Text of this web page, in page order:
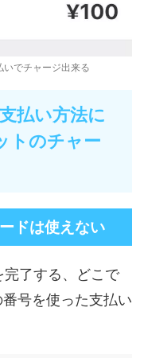
いでチャージ出来る
払い方法に
トのチャー
ドは使えない
完了する、どこで
号を使った支払い